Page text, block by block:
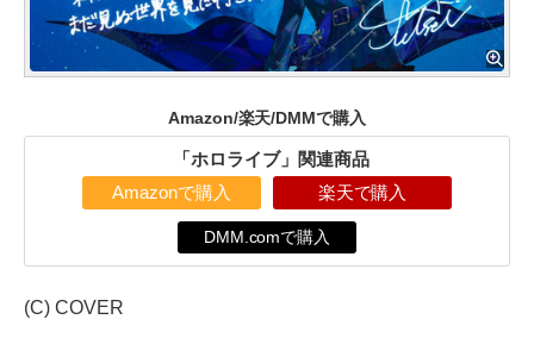
Amazon/楽天/DMMで購入
「ホロライブ」関連商品
Amazonで購入 楽天で購入
DMM.comで購入
(C) COVER